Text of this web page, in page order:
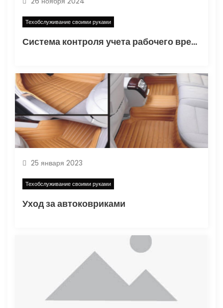
я
м
Техобслуживание своими руками
Система контроля учета рабочего времени — Billed.Pro
25 января 2023
Техобслуживание своими руками
Уход за автоковриками